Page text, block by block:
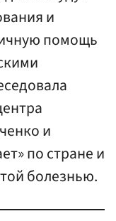
и
помощь
и
по стране и
болезнью.